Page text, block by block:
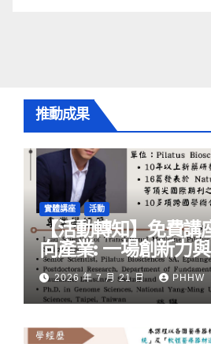
推動成果
實體講座 活動
【活動轉知】免費講
向產業: ⼀場創新力
旅程」
2026 年 7 月 21 日 PHHW